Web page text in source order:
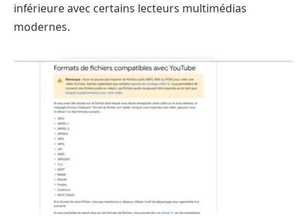
inférieure avec certains lecteurs multimédias
modernes.